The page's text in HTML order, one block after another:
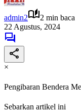
admin2
2 min baca
22 Agustus, 2024
×
Pengibaran Bendera
Sebarkan artikel ini